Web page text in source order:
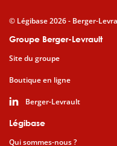
Groupe Berger-Levrault
Site du groupe
Boutique en ligne
Berger-Levrault
Légibase
Qui sommes-nous ?
© Légibase 2026 - Berger-